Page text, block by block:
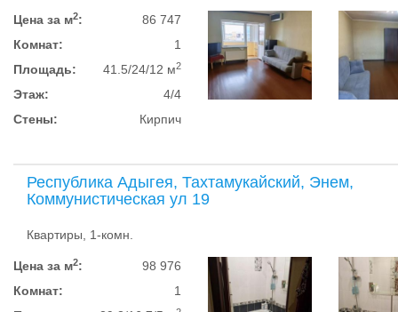
Цена за м2:
86 747
Комнат:
1
Площадь:
41.5/24/12 м2
Этаж:
4/4
Стены:
Кирпич
Республика Адыгея, Тахтамукайский, Энем,
Коммунистическая ул 19
Квартиры, 1-комн.
Цена за м2:
98 976
Комнат:
1